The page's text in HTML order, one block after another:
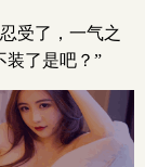
受了，一气之
装了是吧？”